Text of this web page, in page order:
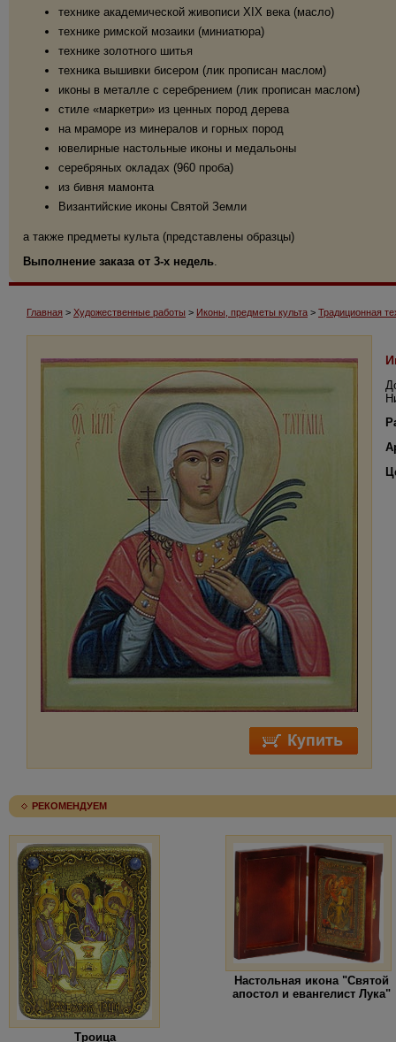
технике академической живописи XIX века (масло)
технике римской мозаики (миниатюра)
технике золотного шитья
техника вышивки бисером (лик прописан маслом)
иконы в металле с серебрением (лик прописан маслом)
стиле «маркетри» из ценных пород дерева
на мраморе из минералов и горных пород
ювелирные настольные иконы и медальоны
серебряных окладах (960 проба)
из бивня мамонта
Византийские иконы Святой Земли
а также предметы культа (представлены образцы)
Выполнение заказа от 3-х недель.
Главная > Художественные работы > Иконы, предметы культа > Традиционная
РЕКОМЕНДУЕМ
Троица
Настольная икона "Святой
апостол и евангелист Лука"